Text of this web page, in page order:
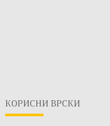
КОРИСНИ ВРСКИ